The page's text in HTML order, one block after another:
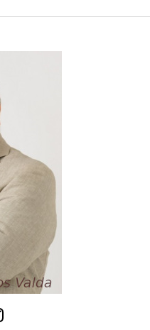
electrónico y web en
vez que
por
de
del servicio